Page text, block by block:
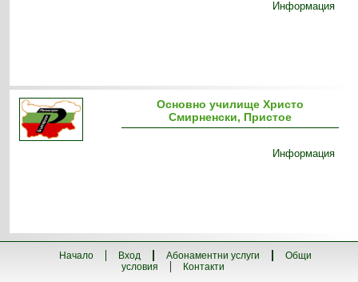
Информация
Основно училище Христо
Смирненски, Пристое
Информация
Начало Вход Абонаментни услуги
Общи
условия
Контакти